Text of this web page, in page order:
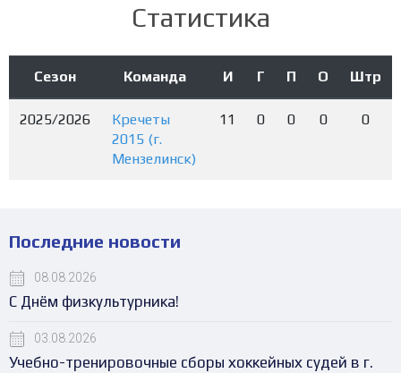
Статистика
Сезон Команда И Г П О Штр
2025/2026
Кречеты
2015 (г.
Мензелинск)
11 0 0 0 0
Последние новости
08.08.2026
С Днём физкультурника!
03.08.2026
Учебно-тренировочные сборы хоккейных судей в г.